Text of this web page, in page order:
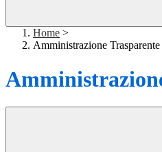
Home >
Amministrazione Trasparente